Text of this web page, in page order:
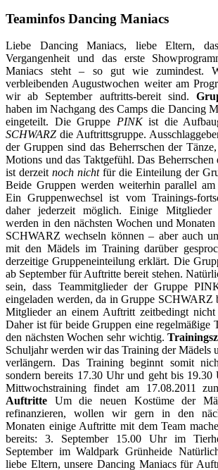
Teaminfos Dancing Maniacs
Liebe Dancing Maniacs, liebe Eltern,
Vergangenheit und das erste
Maniacs steht – so gut wie zumindest.
verbleibenden Augustwochen weiter am
wir ab September auftritts-bereit sind.
haben im Nachgang des Camps die Dancing
eingeteilt. Die Gruppe PINK ist die
SCHWARZ die Auftrittsgruppe.
der Gruppen sind das Beherrschen der
Motions und das Taktgefühl. Das Beherrschen
ist derzeit noch nicht für die Einteilung der
Beide Gruppen werden weiterhin parallel am
Ein Gruppenwechsel ist vom Trainings-
daher jederzeit möglich. Einige
werden in den nächsten Wochen und
SCHWARZ wechseln können – aber auch
mit den Mädels im Training darüber
derzeitige Gruppeneinteilung erklärt. Die
ab September für Auftritte bereit stehen.
sein, dass Teammitglieder der Gruppe
eingeladen werden, da in Gruppe SCHWARZ
Mitglieder an einem Auftritt zeitbedingt nicht
Daher ist für beide Gruppen eine regelmäßige
den nächsten Wochen sehr wichtig.
Schuljahr werden wir das Training der Mädels
verlängern. Das Training beginnt somit
sondern bereits 17.30 Uhr und geht bis 19.30
Mittwochstraining findet am 17.08.2011
Auftritte Um die neuen Kostüme der
refinanzieren, wollen wir gern in den
Monaten einige Auftritte mit dem Team
bereits: 3. September 15.00 Uhr im
September im Waldpark Grünheide
liebe Eltern, unsere Dancing Maniacs für